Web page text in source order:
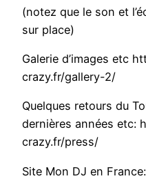
(notez que le son et
sur place)
Galerie d’images etc
crazy.fr/gallery-2/
Quelques retours du
dernières années etc:
crazy.fr/press/
Site Mon DJ en